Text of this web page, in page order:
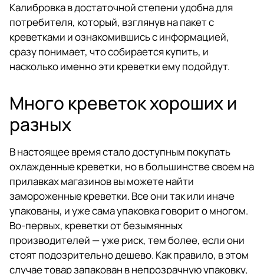
Калибровка в достаточной степени удобна для
потребителя, который, взглянув на пакет с
креветками и ознакомившись с информацией,
сразу понимает, что собирается купить, и
насколько именно эти креветки ему подойдут.
Много креветок хороших и
разных
В настоящее время стало доступным покупать
охлажденные креветки, но в большинстве своем на
прилавках магазинов вы можете найти
замороженные креветки. Все они так или иначе
упакованы, и уже сама упаковка говорит о многом.
Во-первых, креветки от безымянных
производителей — уже риск, тем более, если они
стоят подозрительно дешево. Как правило, в этом
случае товар запакован в непрозрачную упаковку,